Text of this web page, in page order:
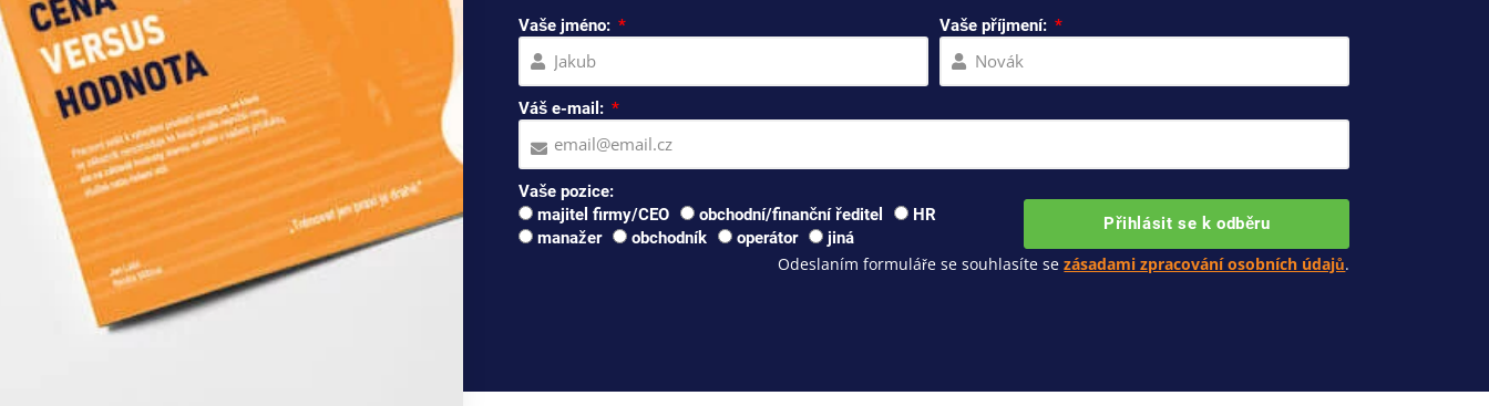
Vaše jméno: Vaše příjmení:
Váš e-mail:
Vaše pozice:
majitel firmy/CEO
obchodní/finanční ředitel
HR
manažer
obchodník operátor jiná
Přihlásit se k odběru
Odeslaním formuláře se souhlasíte sezásadami zpracování osobních údajů.